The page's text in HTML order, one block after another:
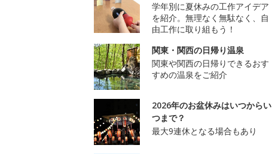
学年別に夏休みの工作アイデア
を紹介。無理なく無駄なく、自
由工作に取り組もう！
関東・関西の日帰り温泉
関東や関西の日帰りできるおす
すめの温泉をご紹介
2026年のお盆休みはいつからい
つまで？
最大9連休となる場合もあり